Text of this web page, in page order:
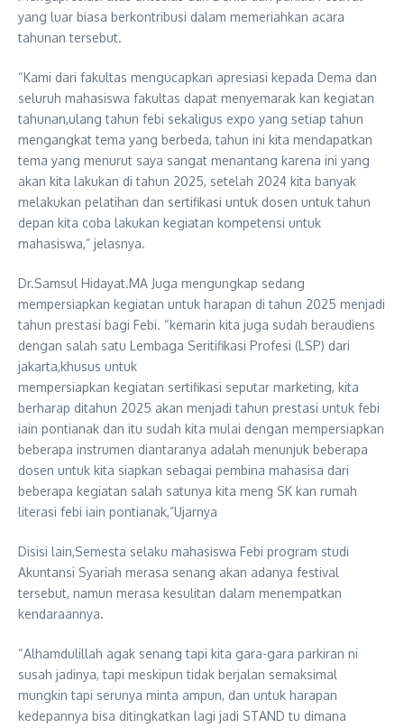
yang luar biasa berkontribusi dalam memeriahkan acara
tahunan tersebut.
“Kami dari fakultas mengucapkan apresiasi kepada Dema dan
seluruh mahasiswa fakultas dapat menyemarak kan kegiatan
tahunan,ulang tahun febi sekaligus expo yang setiap tahun
mengangkat tema yang berbeda, tahun ini kita mendapatkan
tema yang menurut saya sangat menantang karena ini yang
akan kita lakukan di tahun 2025, setelah 2024 kita banyak
melakukan pelatihan dan sertifikasi untuk dosen untuk tahun
depan kita coba lakukan kegiatan kompetensi untuk
mahasiswa,” jelasnya.
Dr.Samsul Hidayat.MA Juga mengungkap sedang
mempersiapkan kegiatan untuk harapan di tahun 2025 menjadi
tahun prestasi bagi Febi. “kemarin kita juga sudah beraudiens
dengan salah satu Lembaga Seritifikasi Profesi (LSP) dari
jakarta,khusus untuk
mempersiapkan kegiatan sertifikasi seputar marketing, kita
berharap ditahun 2025 akan menjadi tahun prestasi untuk febi
iain pontianak dan itu sudah kita mulai dengan mempersiapkan
beberapa instrumen diantaranya adalah menunjuk beberapa
dosen untuk kita siapkan sebagai pembina mahasisa dari
beberapa kegiatan salah satunya kita meng SK kan rumah
literasi febi iain pontianak,”Ujarnya
Disisi lain,Semesta selaku mahasiswa Febi program studi
Akuntansi Syariah merasa senang akan adanya festival
tersebut, namun merasa kesulitan dalam menempatkan
kendaraannya.
“Alhamdulillah agak senang tapi kita gara-gara parkiran ni
susah jadinya, tapi meskipun tidak berjalan semaksimal
mungkin tapi serunya minta ampun, dan untuk harapan
kedepannya bisa ditingkatkan lagi jadi STAND tu dimana